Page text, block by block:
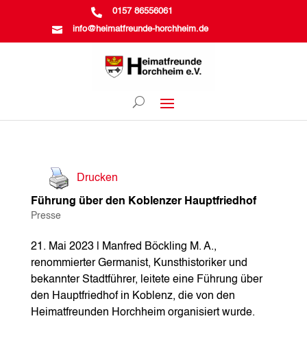
 0157 86556061
 info@heimatfreunde-horchheim.de
Drucken
Führung über den Koblenzer Hauptfriedhof
Presse
21. Mai 2023 | Manfred Böckling M. A.,
renommierter Germanist, Kunsthistoriker und
bekannter Stadtführer, leitete eine Führung über
den Hauptfriedhof in Koblenz, die von den
Heimatfreunden Horchheim organisiert wurde.